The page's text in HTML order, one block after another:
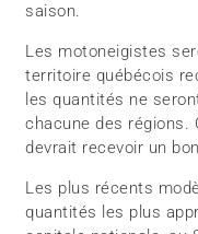
saison.
Les motoneigistes
territoire québécois
les quantités ne
chacune des régions.
devrait recevoir un
Les plus récents
quantités les plus